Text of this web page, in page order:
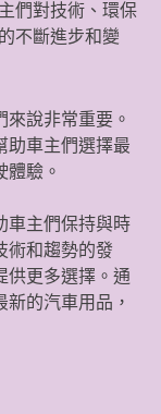
們對技術、環保
不斷進步和變
說非常重要。
助車主們選擇最
體驗。
車主們保持與時
術和趨勢的發
供更多選擇。通
的汽車用品，